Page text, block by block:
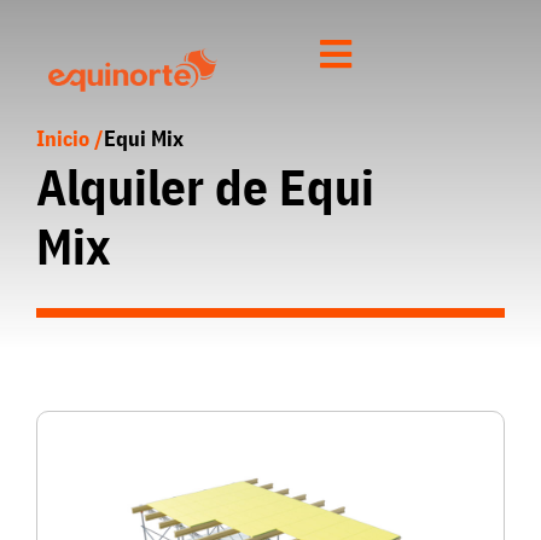
Inicio /Equi Mix
Alquiler de Equi
Mix